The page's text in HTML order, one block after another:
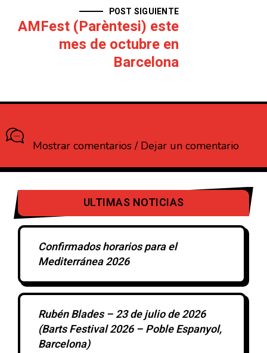
POST SIGUIENTE
AMFest (Parèntesi) este
mes de octubre en
Barcelona
Mostrar comentarios / Dejar un comentario
ULTIMAS NOTICIAS
Confirmados horarios para el
Mediterránea 2026
Rubén Blades – 23 de julio de 2026
(Barts Festival 2026 – Poble Espanyol,
Barcelona)